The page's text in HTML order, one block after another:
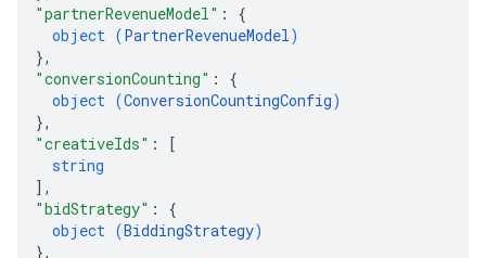
"partnerRevenueModel" : {
object (PartnerRevenueModel)
},
"conversionCounting" : {
object (ConversionCountingConfig)
},
"creativeIds" :
[
string
] ,
"bidStrategy" : {
object (BiddingStrategy)
},